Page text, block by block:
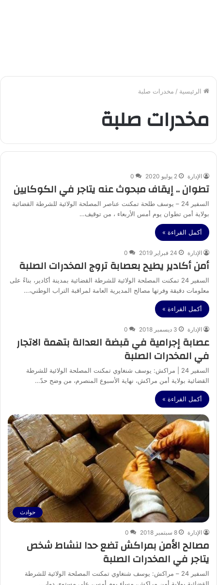
الرئيسية / مخدرات صلبة
مخدرات صلبة
الإدارة 2 يوليو 2020 0
تطوان .. إيقاف مبحوث عنه يتاجر في الكوكايين
السفير 24 – يوسف طلحة تمكنت عناصر المصلحة الولائية للشرطة القضائية
بولاية أمن تطوان يوم أمس الأربعاء ، من توقيف…
أكمل القراءة »
الإدارة 24 فبراير 2019 0
أمن أكادير يطيح بعصابة تروج المخدرات الصلبة
السفير 24 تمكنت المصلحة الولائية للشرطة القضائية بمدينة أكادير، بناءً على
معلومات دقيقة وفرتها مصالح المديرية العامة لمراقبة التراب الوطني،…
أكمل القراءة »
الإدارة 3 ديسمبر 2018 0
عصابة إجرامية في قبضة العدالة بتهمة الاتجار
في المخدرات الصلبة
السفير 24 | مراكش: يوسف شنغاوي تمكنت المصلحة الولائية للشرطة
القضائية بولاية أمن مراكش، نهاية الأسبوع المنصرم، من وضح حدّ…
أكمل القراءة »
حوادث
الإدارة 8 سبتمبر 2018 0
مصالح الأمن بمراكش تضع حدا لنشاط شخص
يتاجر في المخدرات الصلبة
السفير 24 – مراكش: يوسف شنغاوي تمكنت المصلحة الولائية للشرطة